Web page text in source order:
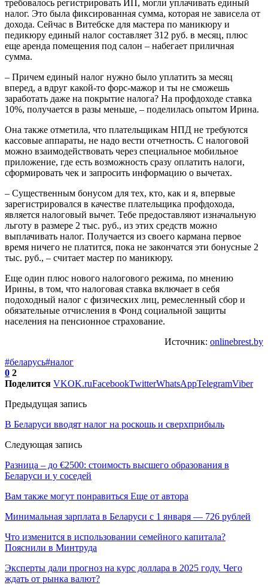
требовалось регистрировать ИП, могли уплачивать единый
налог. Это была фиксированная сумма, которая не зависела от
дохода. Сейчас в Витебске для мастера по маникюру и
педикюру единый налог составляет 312 руб. в месяц, плюс
еще аренда помещения под салон – набегает приличная
сумма.
– Причем единый налог нужно было уплатить за месяц
вперед, а вдруг какой-то форс-мажор и ты не сможешь
заработать даже на покрытие налога? На профдоходе ставка
10%, получается в разы меньше, – поделилась опытом Ирина.
Она также отметила, что плательщикам НПД не требуются
кассовые аппараты, не надо вести отчетность. С налоговой
можно взаимодействовать через специальное мобильное
приложение, где есть возможность сразу оплатить налоги,
сформировать чек и запросить информацию о вычетах.
– Существенным бонусом для тех, кто, как и я, впервые
зарегистрировался в качестве плательщика профдохода,
является налоговый вычет. Тебе предоставляют изначальную
льготу в размере 2 тыс. руб., из этих средств можно
выплачивать налог. Получается из своего кармана первое
время ничего не платится, пока не закончатся эти бонусные 2
тыс. руб., – считает мастер по маникюру.
Еще один плюс нового налогового режима, по мнению
Ирины, в том, что налоговая ставка включает в себя
подоходный налог с физических лиц, ремесленный сбор и
обязательные отчисления в Фонд социальной защиты
населения на пенсионное страхование.
Источник: onlinebrest.by
#беларусь#налог
0 2
Поделится VKOK.ruFacebookTwitterWhatsAppTelegramViber
Предыдущая запись
В Беларуси вводят налог на роскошь и сверхприбыль
Следующая запись
Разница – до €2500: стоимость высшего образования в
Беларуси и у соседей
Вам также могут понравиться Еще от автора
Минимальная зарплата в Беларуси с 1 января — 726 рублей
Что изменится в использовании семейного капитала?
Пояснили в Минтруда
Эксперты дали прогноз на курс доллара в 2025 году. Чего
ждать от рынка валют?